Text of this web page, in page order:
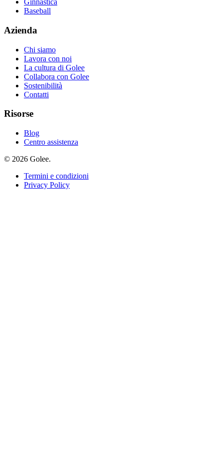
Ginnastica
Baseball
Azienda
Chi siamo
Lavora con noi
La cultura di Golee
Collabora con Golee
Sostenibilità
Contatti
Risorse
Blog
Centro assistenza
© 2026 Golee.
Termini e condizioni
Privacy Policy